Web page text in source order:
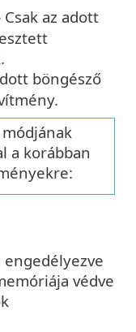
Csak az adott
böngésző
a korábban
engedélyezve
védve